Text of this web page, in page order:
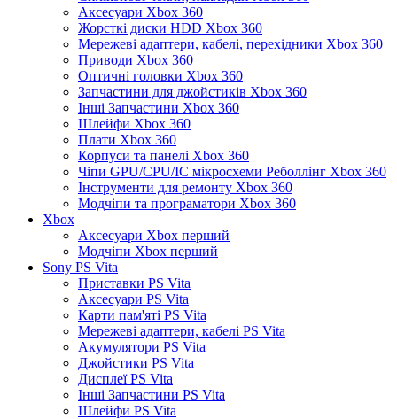
Аксесуари Xbox 360
Жорсткі диски HDD Xbox 360
Мережеві адаптери, кабелі, перехідники Xbox 360
Приводи Xbox 360
Оптичні головки Xbox 360
Запчастини для джойстиків Xbox 360
Інші Запчастини Xbox 360
Шлейфи Xbox 360
Плати Xbox 360
Корпуси та панелі Xbox 360
Чіпи GPU/CPU/IC мікросхеми Реболлінг Xbox 360
Інструменти для ремонту Xbox 360
Модчіпи та програматори Xbox 360
Xbox
Аксесуари Xbox перший
Модчіпи Xbox перший
Sony PS Vita
Приставки PS Vita
Аксесуари PS Vita
Карти пам'яті PS Vita
Мережеві адаптери, кабелі PS Vita
Акумулятори PS Vita
Джойстики PS Vita
Дисплеї PS Vita
Інші Запчастини PS Vita
Шлейфи PS Vita